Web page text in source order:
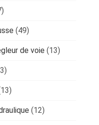
(49)
de voie (13)
(12)